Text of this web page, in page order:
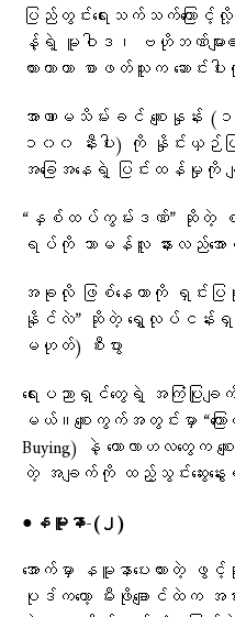
ပြည်တွင်းရေးသက်သက်ကြော
န့်ရဲ့ မူဝါဒ၊ ဗဟိုဘဏ်မျာ
ထားတာဟာ စာဖတ်သူက ဆောင်
အာဏာမသိမ်းခင် စျေးနှုန်း
၁၀၀ နီးပါး) ကို နှိုင်းယှဉ်
အခြေအနေရဲ့ ပြင်းထန်မှုကို ခ
“နှစ်ထပ်ကွမ်းဒဏ်” ဆိုတဲ့ စကာ
ရပ်ကို သာမန်လူ နားလည်အော
အခုလို ဖြစ်နေတာကို ရှင်းပြ
နိုင်လဲ” ဆိုတဲ့ ရွှေလုပ်ငန်း
မဟုတ်) စီးပွား
ရေးပညာရှင်တွေရဲ့ အကြံပ
မယ်။စျေးကွက်အတွင်းမှာ “ကြ
Buying) နဲ့ ကောလာဟလတွေက
တဲ့ အချက်ကို ထည့်သွင်းဆွေးနွေ
●နမူနာ-(၂)
အောက်မှာ နမူနာပေးထားတဲ့ ဖွ
ပုဒ်ကတော့ မီးဖိုချောင်ထဲက အ